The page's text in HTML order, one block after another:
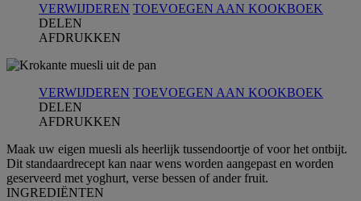
VERWIJDEREN TOEVOEGEN AAN KOOKBOEK
DELEN
AFDRUKKEN
VERWIJDEREN TOEVOEGEN AAN KOOKBOEK
DELEN
AFDRUKKEN
Maak uw eigen muesli als heerlijk tussendoortje of voor het ontbijt.
Dit standaardrecept kan naar wens worden aangepast en worden
geserveerd met yoghurt, verse bessen of ander fruit.
INGREDIЁNTEN